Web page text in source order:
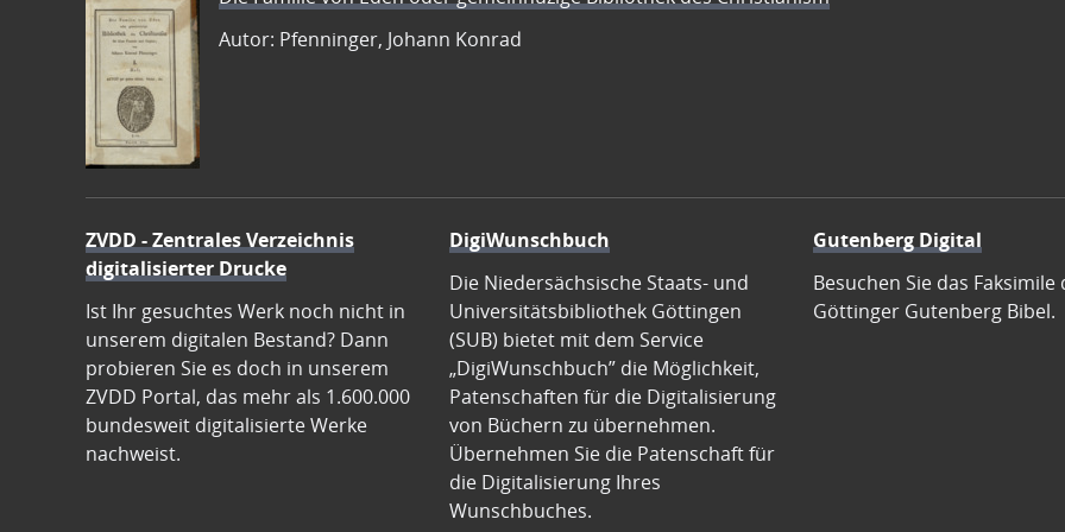
Autor: Pfenninger, Johann Konrad
ZVDD - Zentrales Verzeichnis
digitalisierter Drucke
Ist Ihr gesuchtes Werk noch nicht in
unserem digitalen Bestand? Dann
probieren Sie es doch in unserem
ZVDD Portal, das mehr als 1.600.000
bundesweit digitalisierte Werke
nachweist.
DigiWunschbuch
Die Niedersächsische Staats- und
Universitätsbibliothek Göttingen
(SUB) bietet mit dem Service
„DigiWunschbuch” die Möglichkeit,
Patenschaften für die Digitalisierung
von Büchern zu übernehmen.
Übernehmen Sie die Patenschaft für
die Digitalisierung Ihres
Wunschbuches.
Gutenberg Digital
Besuchen Sie das Faksimile
Göttinger Gutenberg Bibel.